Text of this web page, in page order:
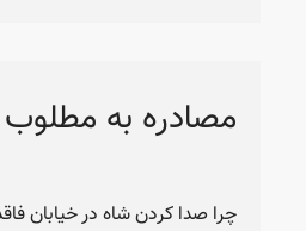
مصادره به
چرا صدا کردن شاه در خیابان